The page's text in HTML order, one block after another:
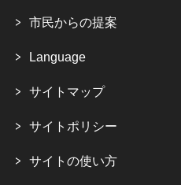
市民からの提案
Language
サイトマップ
サイトポリシー
サイトの使い方